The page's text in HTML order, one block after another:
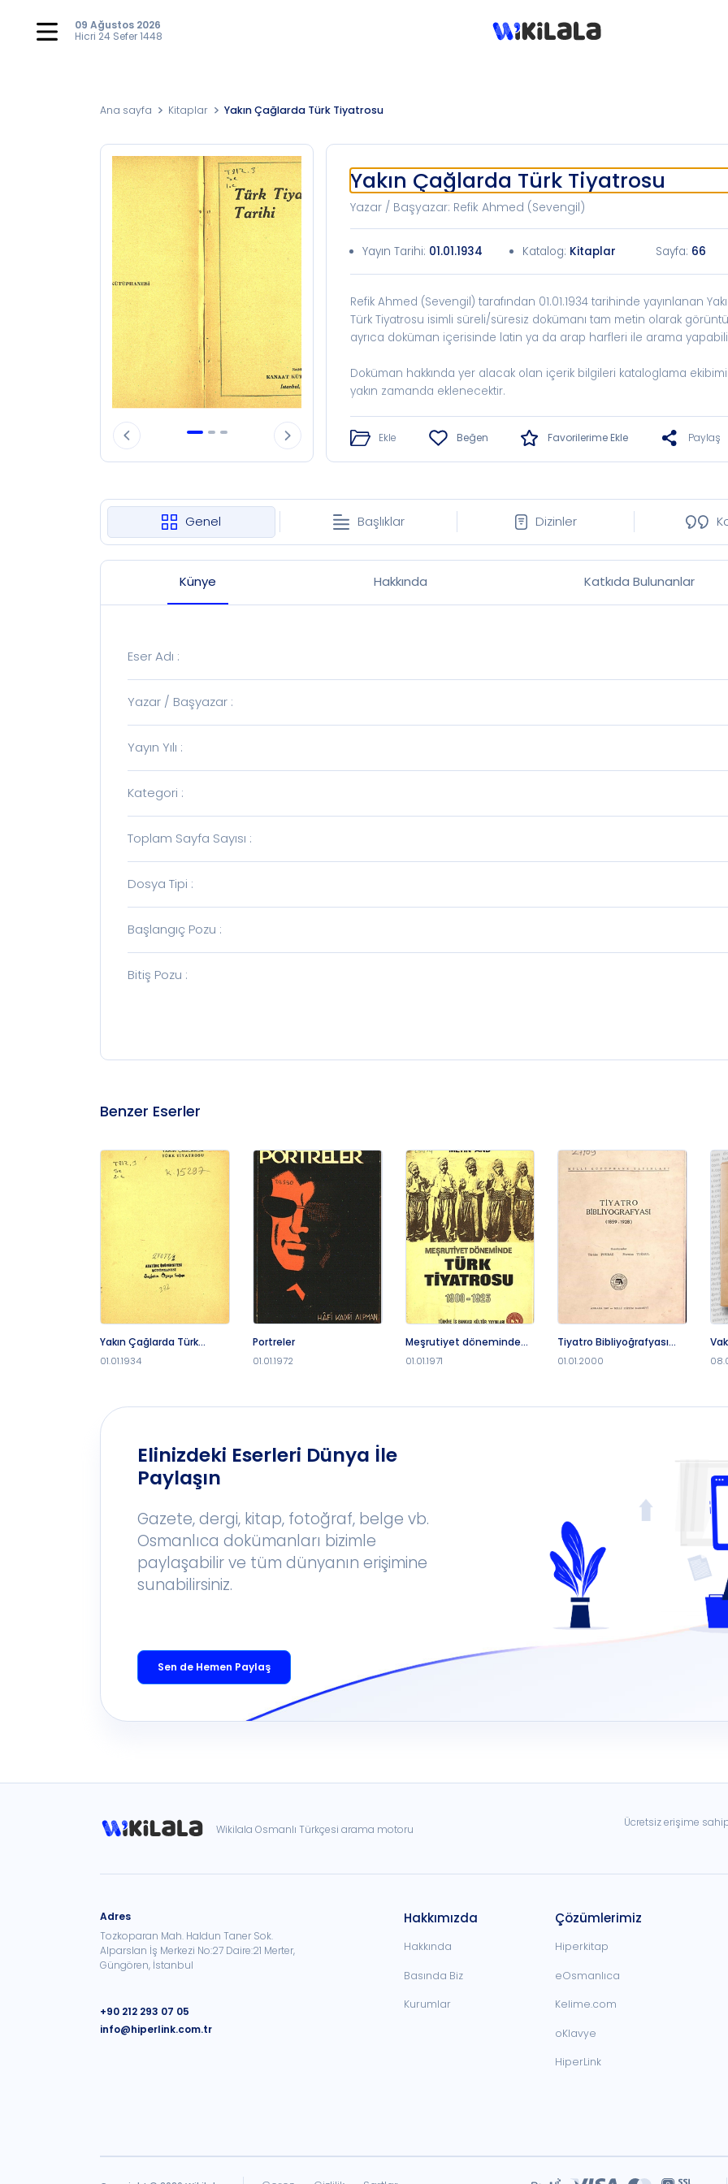
09 Ağustos 2026
Hicri 24 Sefer 1448
Ana sayfa Kitaplar Yakın Çağlarda Türk Tiyatrosu
Yakın Çağlarda Türk Tiyatrosu
Yazar / Başyazar: Refik Ahmed (Sevengil)
Yayın Tarihi: 01.01.1934 Katalog: Kitaplar Sayfa: 66
Refik Ahmed (Sevengil) tarafından 01.01.1934 tarihinde yayınlanan
Türk Tiyatrosu isimli süreli/süresiz dokümanı tam metin olarak
ayrıca doküman içerisinde latin ya da arap harfleri ile arama
Doküman hakkında yer alacak olan içerik bilgileri kataloglama
yakın zamanda eklenecektir.
Ekle Beğen Favorilerime Ekle Paylaş
Genel Başlıklar Dizinler
Künye Hakkında Katkıda Bulunanlar
Eser Adı :
Yazar / Başyazar :
Yayın Yılı :
Kategori :
Toplam Sayfa Sayısı :
Dosya Tipi :
Başlangıç Pozu :
Bitiş Pozu :
Benzer Eserler
Yakın Çağlarda Türk
01.01.1934
Portreler
01.01.1972
Meşrutiyet döneminde
01.01.1971
Tiyatro Bibliyoğrafyası
01.01.2000
Elinizdeki Eserleri Dünya İle
Paylaşın
Gazete, dergi, kitap, fotoğraf, belge vb.
Osmanlıca dokümanları bizimle
paylaşabilir ve tüm dünyanın erişimine
sunabilirsiniz.
Sen de Hemen Paylaş
Wikilala Osmanlı Türkçesi arama motoru
Ücretsiz erişime
Adres
Tozkoparan Mah. Haldun Taner Sok.
Alparslan İş Merkezi No:27 Daire:21 Merter,
Güngören, İstanbul
+90 212 293 07 05
info@hiperlink.com.tr
Hakkımızda
Hakkında
Basında Biz
Kurumlar
Çözümlerimiz
Hiperkitap
eOsmanlıca
Kelime.com
oKlavye
HiperLink